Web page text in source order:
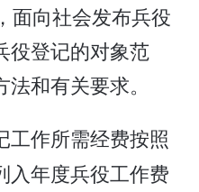
面向社会发布兵役
役登记的对象范
和有关要求。
工作所需经费按照
入年度兵役工作费